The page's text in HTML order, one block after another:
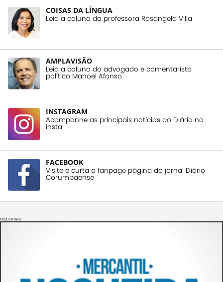
COISAS DA LÍNGUA
Leia a coluna da professora Rosangela Villa
AMPLAVISÃO
Leia a coluna do advogado e comentarista
político Manoel Afonso
INSTAGRAM
Acompanhe as principais notícias do Diário no
insta
FACEBOOK
Visite e curta a fanpage página do jornal Diário
Corumbaense
PUBLICIDADE